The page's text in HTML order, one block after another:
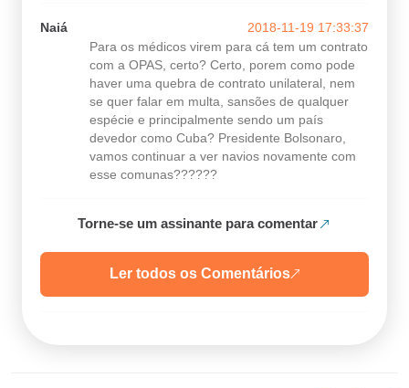
Naiá
2018-11-19 17:33:37
Para os médicos virem para cá tem um contrato
com a OPAS, certo? Certo, porem como pode
haver uma quebra de contrato unilateral, nem
se quer falar em multa, sansões de qualquer
espécie e principalmente sendo um país
devedor como Cuba? Presidente Bolsonaro,
vamos continuar a ver navios novamente com
esse comunas??????
Torne-se um assinante para comentar
Ler todos os Comentários